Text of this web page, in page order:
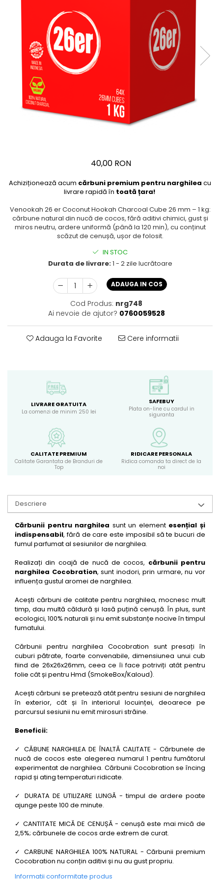
40,00 RON
Achiziționează acum cărbuni premium pentru narghilea cu
livrare rapidă în toată țara!
Venookah 26 er Coconut Hookah Charcoal Cube 26 mm – 1 kg:
cărbune natural din nucă de cocos, fără aditivi chimici, gust și
miros neutru, ardere uniformă (până la 120 min), cu conținut
scăzut de cenușă, ușor de folosit.
IN STOC
Durata de livrare:1 - 2 zile lucrătoare
ADAUGA IN COS
Cod Produs: nrg748
Ai nevoie de ajutor? 0760059528
Adauga la Favorite Cere informatii
LIVRARE GRATUITA
La comenzi de minim 250 lei
SAFEBUY
Plata on-line cu cardul in
siguranta
CALITATE PREMIUM
Calitate Garantata de Branduri de
Top
RIDICARE PERSONALA
Ridica comanda ta direct de la
noi
Descriere
Cărbunii pentru narghilea sunt un element esențial și
indispensabil, fără de care este imposibil să te bucuri de
fumul parfumat al sesiunilor de narghilea.
Realizați din coajă de nucă de cocos, cărbunii pentru
narghilea Cocobration, sunt inodori, prin urmare, nu vor
influența gustul aromei de narghilea.
Acești cărbuni de calitate pentru narghilea, mocnesc mult
timp, dau multă căldură și lasă puțină cenușă. În plus, sunt
ecologici, 100% naturali și nu emit substanțe nocive în timpul
fumatului.
Cărbunii pentru narghilea Cocobration sunt presați în
cuburi pătrate, foarte convenabile, dimensiunea unui cub
fiind de 26x26x26mm, ceea ce îi face potriviți atât pentru
folie cât și pentru Hmd (SmokeBox/Kaloud).
Acești cărbuni se pretează atât pentru sesiuni de narghilea
în exterior, cât și în interiorul locuinței, deoarece pe
parcursul sesiunii nu emit mirosuri străine.
Beneficii:
✓ CĂBUNE NARGHILEA DE ÎNALTĂ CALITATE - Cărbunele de
nucă de cocos este alegerea numarul 1 pentru fumătorul
experimentat de narghilea. Cărbunii Cocobration se încing
rapid și ating temperaturi ridicate.
✓ DURATA DE UTILIZARE LUNGĂ - timpul de ardere poate
ajunge peste 100 de minute.
✓ CANTITATE MICĂ DE CENUȘĂ - cenușă este mai mică de
2,5%; cărbunele de cocos arde extrem de curat.
✓ CARBUNE NARGHILEA 100% NATURAL - Cărbunii premium
Cocobration nu conțin aditivi și nu au gust propriu.
Informatii conformitate produs